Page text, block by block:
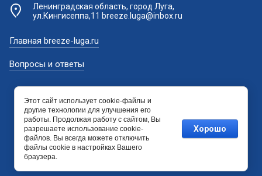
Ленинградская область, город Луга,
ул.Кингисеппа,11 breeze.luga@inbox.ru
Главная breeze-luga.ru
Вопросы и ответы
Мегагрупп.ру
Этот сайт использует cookie-файлы и
другие технологии для улучшения его
работы. Продолжая работу с сайтом, Вы
разрешаете использование cookie-
файлов. Вы всегда можете отключить
файлы cookie в настройках Вашего
браузера.
Хорошо